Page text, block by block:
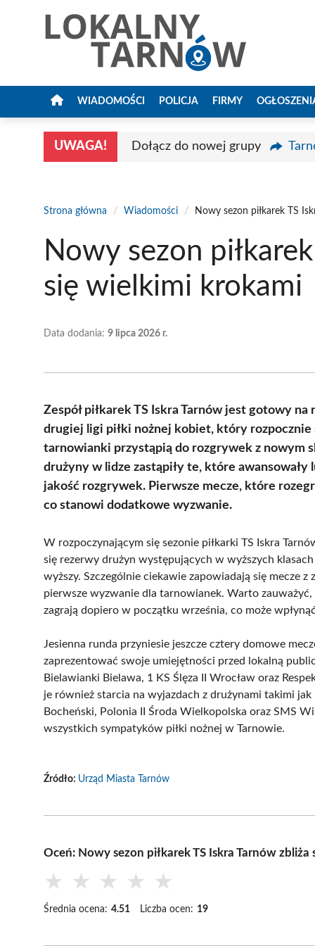
WIADOMOŚCI POLICJA FIRMY
UWAGA! Dołącz do nowej grupy
Strona główna / Wiadomości / Nowy sezon piłkarek TS
Nowy sezon
się wielkimi krokami
Data dodania: 9 lipca 2026 r.
Zespół piłkarek TS Iskra Tarnów jest gotowy
drugiej ligi piłki nożnej kobiet, który
tarnowianki przystąpią do rozgrywek z nowym
drużyny w lidze zastąpiły te, które awansowały
jakość rozgrywek. Pierwsze mecze, które
co stanowi dodatkowe wyzwanie.
W rozpoczynającym się sezonie piłkarki TS Iskra
się rezerwy drużyn występujących w wyższych
wyższy. Szczególnie ciekawie zapowiadają się mecze
pierwsze wyzwanie dla tarnowianek. Warto
zagrają dopiero w początku września, co może
Jesienna runda przyniesie jeszcze cztery domowe
zaprezentować swoje umiejętności przed lokalną
Bielawianki Bielawa, 1 KS Ślęza II Wrocław oraz
je również starcia na wyjazdach z drużynami takimi
Bocheński, Polonia II Środa Wielkopolska oraz SMS
wszystkich sympatyków piłki nożnej w Tarnowie.
Źródło: Urząd Miasta Tarnów
Oceń: Nowy sezon piłkarek TS Iskra Tarnów
★ ★ ★ ★ ★
Średnia ocena: 4.51 Liczba ocen: 19